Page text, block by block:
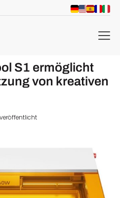
menu
S1 ermöglicht
von kreativen
veröffentlicht